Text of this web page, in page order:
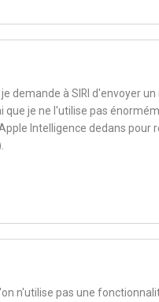
demande à SIRI d'envoyer un
que je ne l'utilise pas
Intelligence dedans pour
n'utilise pas une